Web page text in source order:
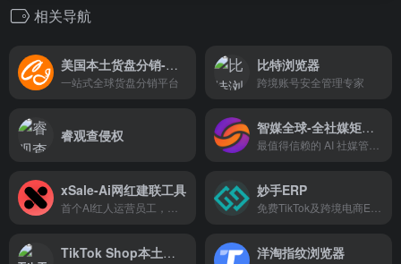
相关导航
美国本土货盘分销-代发货
一站式全球货盘分销平台
比特浏览器
跨境账号安全管理专家
睿观查侵权 智媒全球-全社媒矩阵分发
xSale-Ai网红建联工具 妙手ERP
TikTok Shop本土收款-连连国际 洋淘指纹浏览器